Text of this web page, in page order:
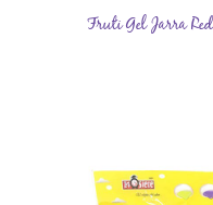
Fruti Gel Jarra